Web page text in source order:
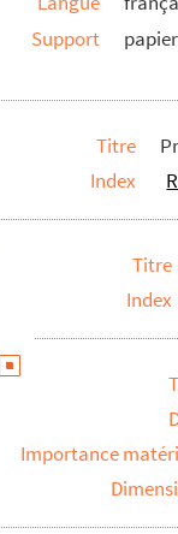
Support
papier
Titre
Index
Titre
Index
Importance